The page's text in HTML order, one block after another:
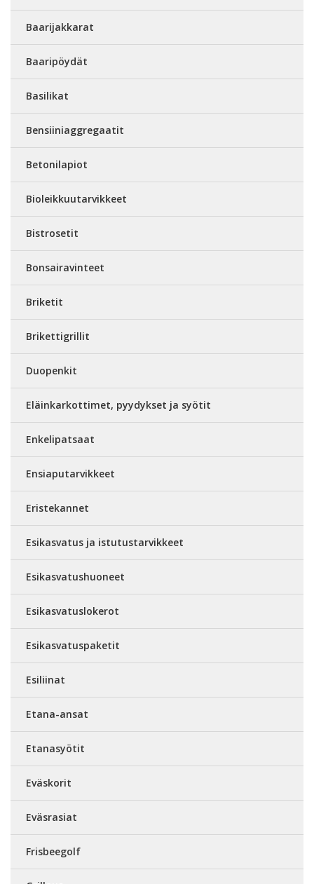
Baarijakkarat
Baaripöydät
Basilikat
Bensiiniaggregaatit
Betonilapiot
Bioleikkuutarvikkeet
Bistrosetit
Bonsairavinteet
Briketit
Brikettigrillit
Duopenkit
Eläinkarkottimet, pyydykset ja syötit
Enkelipatsaat
Ensiaputarvikkeet
Eristekannet
Esikasvatus ja istutustarvikkeet
Esikasvatushuoneet
Esikasvatuslokerot
Esikasvatuspaketit
Esiliinat
Etana-ansat
Etanasyötit
Eväskorit
Eväsrasiat
Frisbeegolf